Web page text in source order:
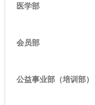
医学部
会员部
公益事业部（培训部）